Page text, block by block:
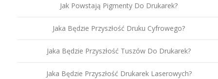
Jak Powstają Pigmenty Do Drukarek?
Jaka Będzie Przyszłość Druku Cyfrowego?
Jaka Będzie Przyszłość Tuszów Do Drukarek?
Jaka Będzie Przyszłość Drukarek Laserowych?